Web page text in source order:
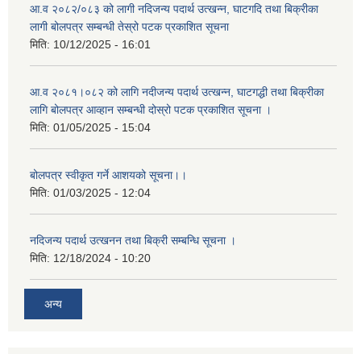
आ.व २०८२/०८३ को लागी नदिजन्य पदार्थ उत्खन्न, घाटगदि तथा बिक्रीका
लागी बोलपत्र सम्बन्धी तेस्रो पटक प्रकाशित सूचना
मिति: 10/12/2025 - 16:01
आ.व २०८१।०८२ को लागि नदीजन्य पदार्थ उत्खन्न, घाटगद्धी तथा बिक्रीका
लागि बोलपत्र आव्हान सम्बन्धी दोस्रो पटक प्रकाशित सूचना ।
मिति: 01/05/2025 - 15:04
बोलपत्र स्वीकृत गर्ने आशयको सूचना।।
मिति: 01/03/2025 - 12:04
नदिजन्य पदार्थ उत्खनन तथा बिक्री सम्बन्धि सूचना ।
मिति: 12/18/2024 - 10:20
अन्य